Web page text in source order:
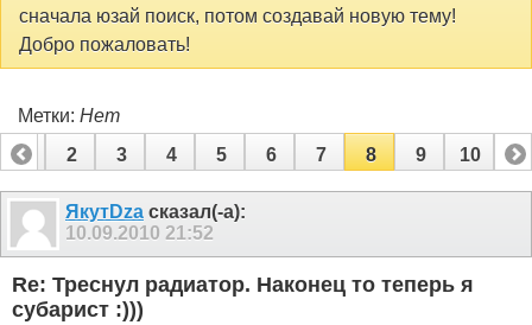
сначала юзай поиск, потом создавай новую тему!
Добро пожаловать!
Метки: Нет
1
2 3 4 5 6 7 8 9 10
ЯкутDza сказал(-а):
10.09.2010 21:52
Re: Треснул радиатор. Наконец то теперь я
субарист :)))